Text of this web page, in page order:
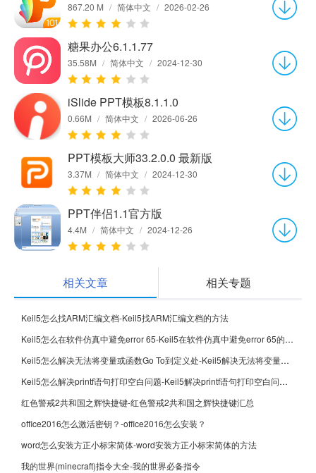
867.20 M / 简体中文 / 2026-02-26
糖果办公6.1.1.77
35.58M / 简体中文 / 2024-12-30
iSlide PPT模板8.1.1.0
0.66M / 简体中文 / 2026-06-26
PPT模板大师33.2.0.0 最新版
3.37M / 简体中文 / 2024-12-30
PPT伴侣1.1官方版
4.4M / 简体中文 / 2024-12-26
相关文章 相关专题
Keil5怎么找ARM汇编文档-Keil5找ARM汇编文档的方法
Keil5怎么在软件仿真中避免error 65-Keil5在软件仿真中避免error 65的方法
Keil5怎么解决无法将变量或函数Go To到定义处-Keil5解决无法将变量或函数Go To到定义处的方法
Keil5怎么解决printf语句打印空白问题-Keil5解决printf语句打印空白问题的方法
红色警戒2共和国之辉快捷键-红色警戒2共和国之辉快捷键汇总
office2016怎么激活密钥？-office2016怎么安装？
word怎么安装方正小标宋简体-word安装方正小标宋简体的方法
我的世界(minecraft)指令大全-我的世界必备指令